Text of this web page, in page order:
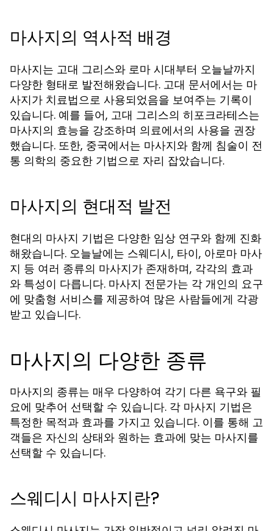
마사지의 역사적 배경
마사지는 고대 그리스와 로마 시대부터 오늘날까지
다양한 형태로 발전해왔습니다. 고대 문서에서는 마
사지가 치료법으로 사용되었음을 보여주는 기록이
있습니다. 예를 들어, 고대 그리스의 히포크라테스는
마사지의 효능을 강조하며 의료에서의 사용을 권장
했습니다. 또한, 중국에서는 마사지와 함께 침술이 전
통 의학의 중요한 기법으로 자리 잡았습니다.
마사지의 현대적 발전
현대의 마사지 기법은 다양한 임상 연구와 함께 진화
해왔습니다. 오늘날에는 스웨디시, 타이, 아로마 마사
지 등 여러 종류의 마사지가 존재하며, 각각의 효과
와 특성이 다릅니다. 마사지 전문가는 각 개인의 요구
에 맞춤형 서비스를 제공하여 많은 사람들에게 각광
받고 있습니다.
마사지의 다양한 종류
마사지의 종류는 매우 다양하여 각기 다른 욕구와 필
요에 맞추어 선택할 수 있습니다. 각 마사지 기법은
특정한 목적과 효과를 가지고 있습니다. 이를 통해 고
객들은 자신의 상태와 원하는 효과에 맞는 마사지를
선택할 수 있습니다.
스웨디시 마사지란?